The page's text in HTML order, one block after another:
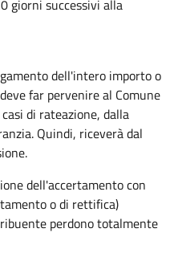
giorni successivi alla
dell'intero importo o
far pervenire al Comune
di rateazione, dalla
Quindi, riceverà dal
dell'accertamento con
o di rettifica)
perdono totalmente